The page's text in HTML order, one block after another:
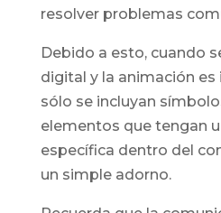
resolver problemas
Debido a esto, cuando
digital y la animación
sólo se incluyan
elementos que tengan
específica dentro del
un simple adorno.